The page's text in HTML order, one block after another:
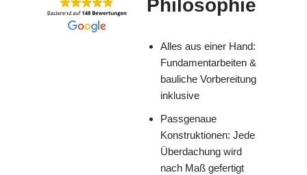
Philosophie
Alles aus einer Hand:
Fundamentarbeiten &
bauliche Vorbereitung
inklusive
Passgenaue
Konstruktionen: Jede
Überdachung wird
nach Maß gefertigt